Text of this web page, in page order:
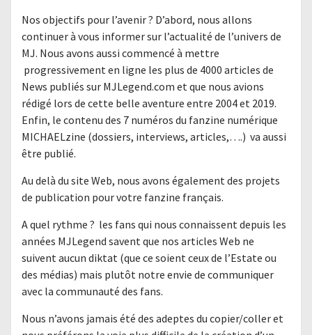
Nos objectifs pour l’avenir ? D’abord, nous allons
continuer à vous informer sur l’actualité de l’univers de
MJ. Nous avons aussi commencé à mettre
progressivement en ligne les plus de 4000 articles de
News publiés sur MJLegend.com et que nous avions
rédigé lors de cette belle aventure entre 2004 et 2019.
Enfin, le contenu des 7 numéros du fanzine numérique
MICHAELzine (dossiers, interviews, articles,….) va aussi
être publié.
Au delà du site Web, nous avons également des projets
de publication pour votre fanzine français.
A quel rythme ? les fans qui nous connaissent depuis les
années MJLegend savent que nos articles Web ne
suivent aucun diktat (que ce soient ceux de l’Estate ou
des médias) mais plutôt notre envie de communiquer
avec la communauté des fans.
Nous n’avons jamais été des adeptes du copier/coller et